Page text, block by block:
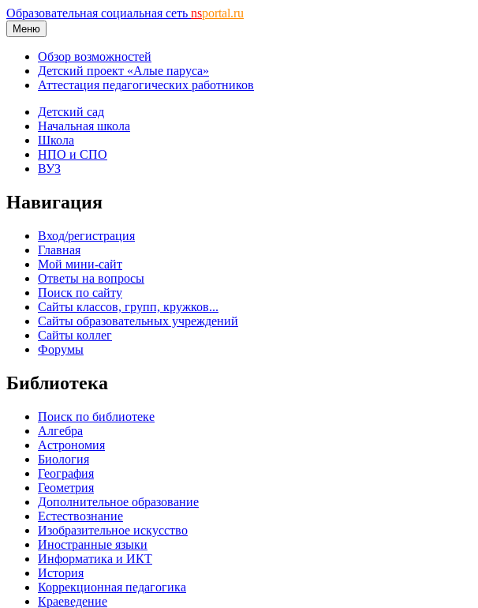
Образовательная социальная сеть nsportal.ru
Меню
Обзор возможностей
Детский проект «Алые паруса»
Аттестация педагогических работников
Детский сад
Начальная школа
Школа
НПО и СПО
ВУЗ
Навигация
Вход/регистрация
Главная
Мой мини-сайт
Ответы на вопросы
Поиск по сайту
Сайты классов, групп, кружков...
Сайты образовательных учреждений
Сайты коллег
Форумы
Библиотека
Поиск по библиотеке
Алгебра
Астрономия
Биология
География
Геометрия
Дополнительное образование
Естествознание
Изобразительное искусство
Иностранные языки
Информатика и ИКТ
История
Коррекционная педагогика
Краеведение